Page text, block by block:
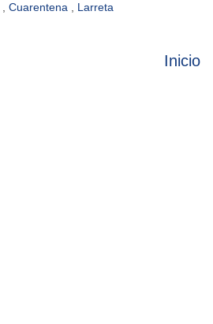
,Cuarentena , Larreta
Inicio